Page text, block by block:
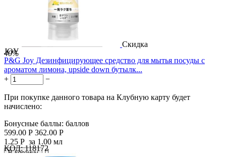
Скидка
40%
JOY
P&G Joy Дезинфицирующее средство для мытья посуды с
ароматом лимона, upside down бутылк...
+
−
При покупке данного товара на Клубную карту будет
начислено:
Бонусные баллы: баллов
599.00 Р 362.00 Р
1.25 Р за 1.00 мл
В корзину

КОД: 118172